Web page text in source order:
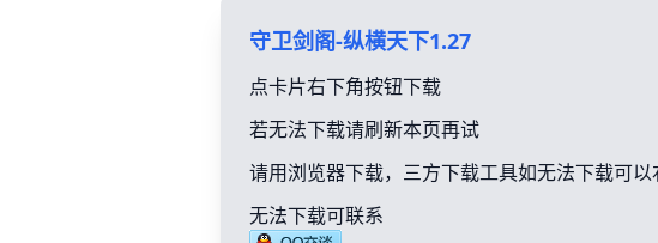
守卫剑阁-纵横天下1.27
点卡片右下角按钮下载
若无法下载请刷新本页再试
请用浏览器下载，三方下载工具如无法下载可
无法下载可联系